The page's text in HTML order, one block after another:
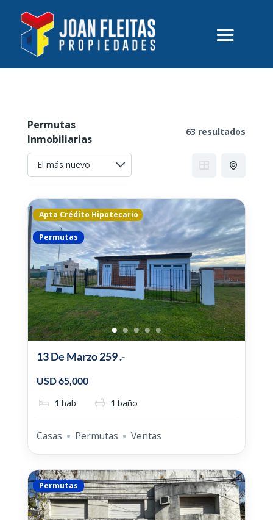
Permutas
Inmobiliarias
63 resultados
Apta Crédito Hipotecario
Permutas
13 De Marzo 259 .-
USD 65,000
1 hab 1 baño
Casas Permutas Ventas
Permutas